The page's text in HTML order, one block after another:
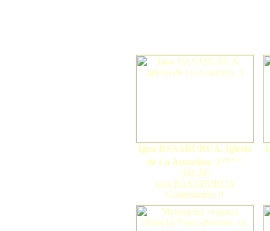
Igoa BASABURUA. Iglesia
de La Asunción. 3 nuevo
(MCM)
Igoa BASABURUA
Comentarios: 0